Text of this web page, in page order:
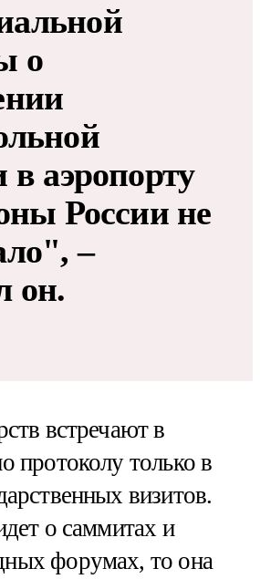
о
в аэропорту
России не
–
он.
встречают в
протоколу только в
визитов.
о саммитах и
форумах, то она